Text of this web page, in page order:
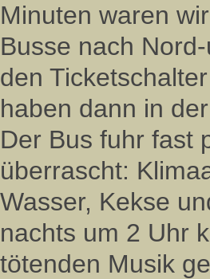
Minuten waren
Busse nach
den
haben dann in
Der Bus fuhr fast
überrascht:
Wasser, Kekse
nachts um 2 Uhr
tötenden Musik